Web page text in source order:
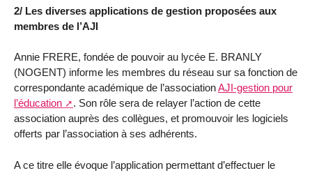
2/ Les diverses applications de gestion proposées aux
membres de l’AJI
Annie FRERE, fondée de pouvoir au lycée E. BRANLY
(NOGENT) informe les membres du réseau sur sa fonction de
correspondante académique de l’associationAJI-gestion pour
l’éducation
. Son rôle sera de relayer l’action de cette
association auprès des collègues, et promouvoir les logiciels
offerts par l’association à ses adhérents.
A ce titre elle évoque l’application permettant d’effectuer le